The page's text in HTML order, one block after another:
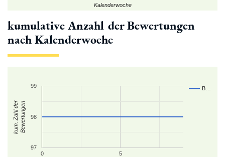
Kalenderwoche
kumulative Anzahl der Bewertungen
nach Kalenderwoche
B…
0 5
97
98
99
kum. Zahl derBewertungen